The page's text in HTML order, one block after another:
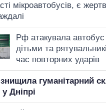
мікроавтобусів, є
Рф атакувала автобус
дітьми та
час повторних ударів
знищила гуманітарний
Дніпрі